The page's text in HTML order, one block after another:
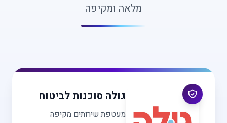
מלאה ומקיפה
גולה סוכנות לביטוח
מעטפת שירותים מקיפה